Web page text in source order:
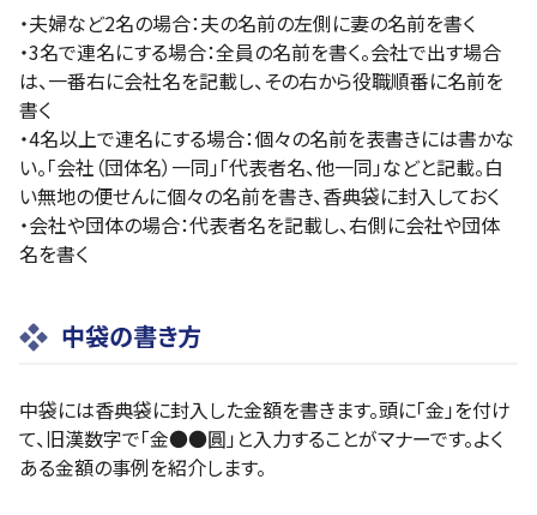
・夫婦など2名の場合：夫の名前の左側に妻の名前を書く
・3名で連名にする場合：全員の名前を書く。会社で出す場合
は、一番右に会社名を記載し、その右から役職順番に名前を
書く
・4名以上で連名にする場合：個々の名前を表書きには書かな
い。「会社（団体名）一同」「代表者名、他一同」などと記載。白
い無地の便せんに個々の名前を書き、香典袋に封入しておく
・会社や団体の場合：代表者名を記載し、右側に会社や団体
名を書く
中袋の書き方
中袋には香典袋に封入した金額を書きます。頭に「金」を付け
て、旧漢数字で「金●●圓」と入力することがマナーです。よく
ある金額の事例を紹介します。